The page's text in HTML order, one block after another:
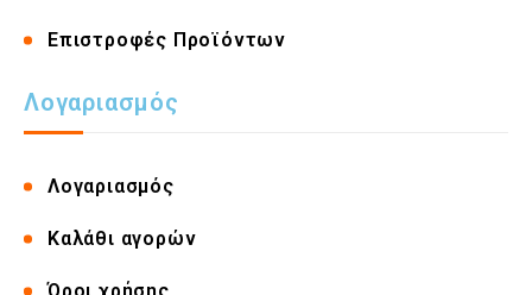
Επιστροφές Προϊόντων
Λογαριασμός
Λογαριασμός
Καλάθι αγορών